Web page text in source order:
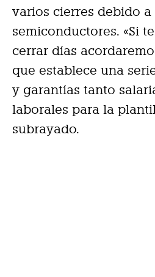
varios cierres debido a
semiconductores. «Si
cerrar días
que establece una
y garantías tanto
laborales para la
subrayado.